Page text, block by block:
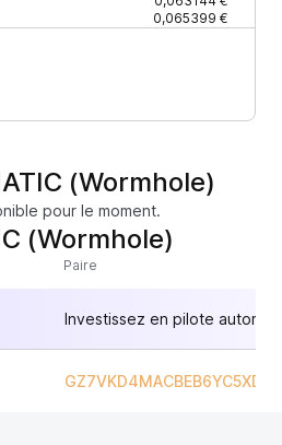
0,065399 €
(Wormhole)
pour le moment.
(Wormhole)
Paire
Investissez en pilote